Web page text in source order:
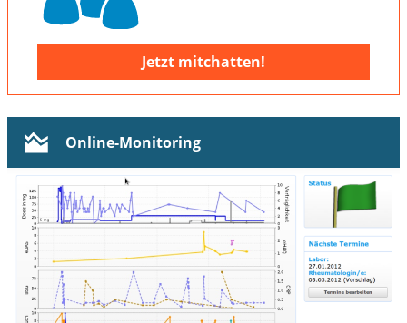
Jetzt mitchatten!
Online-Monitoring